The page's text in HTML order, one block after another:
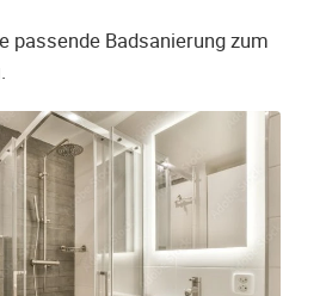
passende Badsanierung zum
.